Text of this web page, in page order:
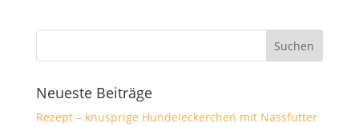
Neueste Beiträge
Rezept – knusprige Hundeleckerchen mit Nassfutter